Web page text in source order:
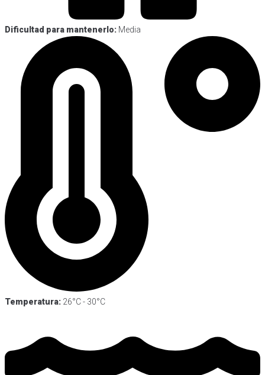
Dificultad para mantenerlo: Media
Temperatura: 26°C - 30°C